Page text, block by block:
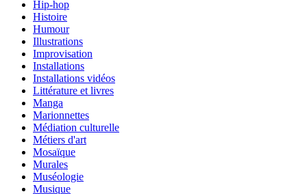
Hip-hop
Histoire
Humour
Illustrations
Improvisation
Installations
Installations vidéos
Littérature et livres
Manga
Marionnettes
Médiation culturelle
Métiers d'art
Mosaïque
Murales
Muséologie
Musique